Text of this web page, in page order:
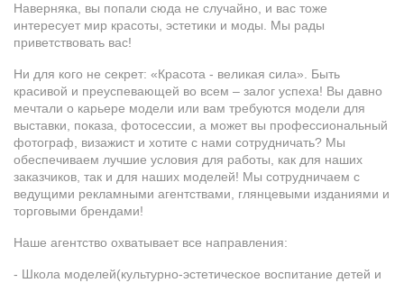
Model school
About us
Become a model
News
Contact
Наверняка, вы попали сюда не случайно, и вас тоже
интересует мир красоты, эстетики и моды. Мы рады
приветствовать вас!
Ни для кого не секрет: «Красота - великая сила». Быть
красивой и преуспевающей во всем – залог успеха! Вы давно
мечтали о карьере модели или вам требуются модели для
выставки, показа, фотосессии, а может вы профессиональный
фотограф, визажист и хотите с нами сотрудничать? Мы
обеспечиваем лучшие условия для работы, как для наших
заказчиков, так и для наших моделей! Мы сотрудничаем с
ведущими рекламными агентствами, глянцевыми изданиями и
торговыми брендами!
Наше агентство охватывает все направления:
- Школа моделей(культурно-эстетическое воспитание детей и